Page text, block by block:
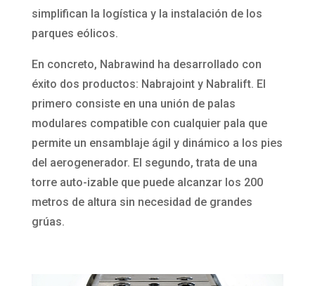
simplifican la logística y la instalación de los
parques eólicos.
En concreto, Nabrawind ha desarrollado con
éxito dos productos: Nabrajoint y Nabralift. El
primero consiste en una unión de palas
modulares compatible con cualquier pala que
permite un ensamblaje ágil y dinámico a los pies
del aerogenerador. El segundo, trata de una
torre auto-izable que puede alcanzar los 200
metros de altura sin necesidad de grandes
grúas.